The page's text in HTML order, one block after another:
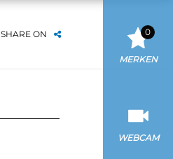
0
MERKEN
WEBCAM
SHARE ON